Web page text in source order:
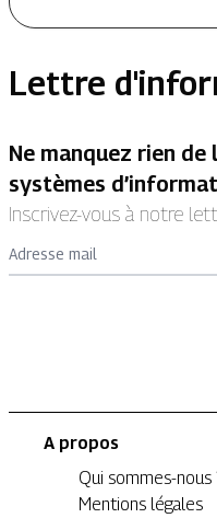
Lettre
Ne manquez rien
systèmes
Inscrivez-vous à notre
Adresse mail
A propos
Qui sommes-nous
Mentions légales